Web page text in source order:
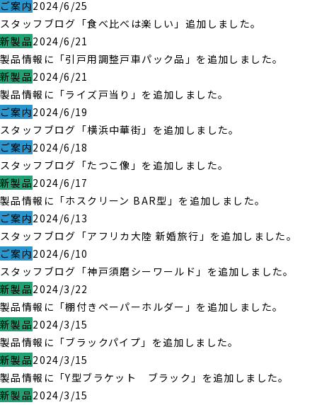
ご案内2024/6/25
スタッフブログ「食べ比べは楽しい」追加しました。
新製品2024/6/21
製品情報に「引戸用調整戸車パック品」を追加しました。
新製品2024/6/21
製品情報に「ライズ戸当り」を追加しました。
ご案内2024/6/19
スタッフブログ「横浜中華街」を追加しました。
ご案内2024/6/18
スタッフブログ「たつこ像」を追加しました。
新製品2024/6/17
製品情報に「ホスクリーン BAR型」を追加しました。
ご案内2024/6/13
スタッフブログ「アフリカ大陸 新婚旅行」を追加しました。
ご案内2024/6/10
スタッフブログ「神戸須磨シーワールド」を追加しました。
新製品2024/3/22
製品情報に「棚付きペーパーホルダー」を追加しました。
新製品2024/3/15
製品情報に「ブラックパイプ」を追加しました。
新製品2024/3/15
製品情報に「Y型ブラケット ブラック」を追加しました。
新製品2024/3/15